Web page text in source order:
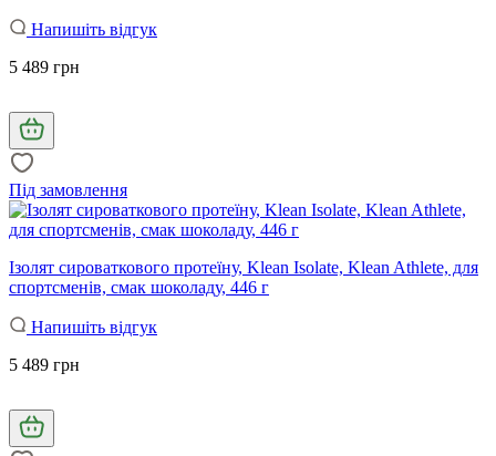
Напишіть відгук
5 489 грн
Під замовлення
Ізолят сироваткового протеїну, Klean Isolate, Klean Athlete, для
спортсменів, смак шоколаду, 446 г
Напишіть відгук
5 489 грн